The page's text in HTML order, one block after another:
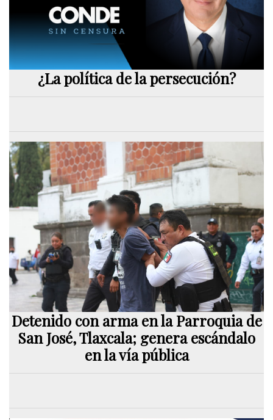
¿La política de la persecución?
Detenido con arma en la Parroquia de
San José, Tlaxcala; genera escándalo
en la vía pública